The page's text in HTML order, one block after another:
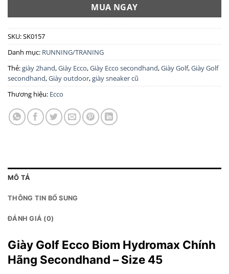
MUA NGAY
SKU:SK0157
Danh mục: RUNNING/TRANING
Thẻ:giày 2hand,Giày Ecco,Giày Ecco secondhand,Giày Golf,Giày Golf
secondhand,Giày outdoor,giày sneaker cũ
Thương hiệu: Ecco
MÔ TẢ
THÔNG TIN BỔ SUNG
ĐÁNH GIÁ (0)
Giày Golf Ecco Biom Hydromax Chính
Hãng Secondhand – Size 45